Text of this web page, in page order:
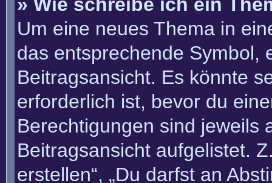
Um eine neues Thema in
das entsprechende Symbol,
Beitragsansicht. Es könnte
erforderlich ist, bevor du
Berechtigungen sind jeweils
Beitragsansicht aufgelistet.
erstellen“, „Du darfst an